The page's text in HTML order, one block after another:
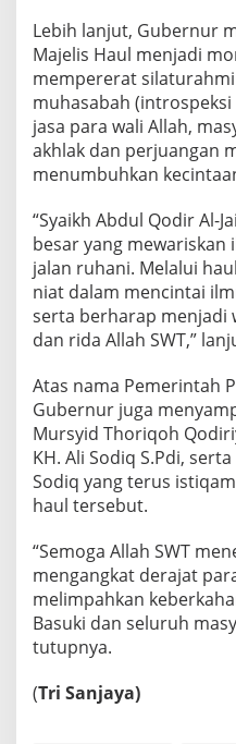
-
L
Lebih lanjut, Gubernur
Majelis Haul menjadi
mempererat
muhasabah
jasa para wali Allah,
akhlak dan perjuangan
menumbuhkan
“Syaikh Abdul Qodir Al-
besar yang mewariskan
jalan ruhani. Melalui
niat dalam mencintai
serta berharap menjadi
dan rida Allah SWT,”
Atas nama Pemerintah
Gubernur juga
Mursyid Thoriqoh
KH. Ali Sodiq S.Pdi,
Sodiq yang terus
haul tersebut.
“Semoga Allah SWT
mengangkat derajat
melimpahkan
Basuki dan seluruh
tutupnya.
(Tri Sanjaya)